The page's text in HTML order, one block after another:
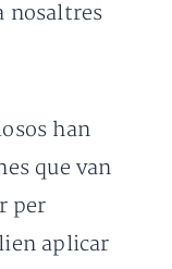
nosaltres
han
que van
per
aplicar